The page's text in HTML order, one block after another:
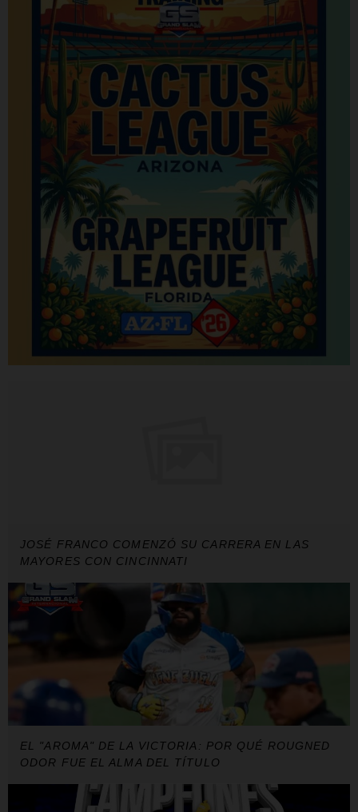
JOSÉ FRANCO COMENZÓ SU CARRERA EN LAS
MAYORES CON CINCINNATI
EL "AROMA" DE LA VICTORIA: POR QUÉ ROUGNED
ODOR FUE EL ALMA DEL TÍTULO